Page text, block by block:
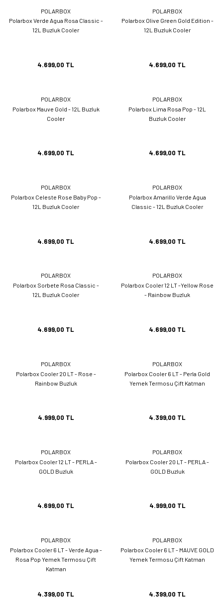
POLARBOX
Polarbox Verde Agua Rosa Classic -
12L Buzluk Cooler
4.699,00 TL
POLARBOX
Polarbox Olive Green Gold Edition -
12L Buzluk Cooler
4.699,00 TL
POLARBOX
Polarbox Mauve Gold - 12L Buzluk
Cooler
4.699,00 TL
POLARBOX
Polarbox Lima Rosa Pop - 12L
Buzluk Cooler
4.699,00 TL
POLARBOX
Polarbox Celeste Rose Baby Pop -
12L Buzluk Cooler
4.699,00 TL
POLARBOX
Polarbox Amarillo Verde Agua
Classic - 12L Buzluk Cooler
4.699,00 TL
POLARBOX
Polarbox Sorbete Rosa Classic -
12L Buzluk Cooler
4.699,00 TL
POLARBOX
Polarbox Cooler 12 LT -Yellow Rose
- Rainbow Buzluk
4.699,00 TL
POLARBOX
Polarbox Cooler 20 LT - Rose -
Rainbow Buzluk
4.999,00 TL
POLARBOX
Polarbox Cooler 6 LT - Perla Gold
Yemek Termosu Çift Katman
4.399,00 TL
POLARBOX
Polarbox Cooler 12 LT - PERLA -
GOLD Buzluk
4.699,00 TL
POLARBOX
Polarbox Cooler 20 LT - PERLA -
GOLD Buzluk
4.999,00 TL
POLARBOX
Polarbox Cooler 6 LT - Verde Agua -
Rosa Pop Yemek Termosu Çift
Katman
4.399,00 TL
POLARBOX
Polarbox Cooler 6 LT - MAUVE GOLD
Yemek Termosu Çift Katman
4.399,00 TL